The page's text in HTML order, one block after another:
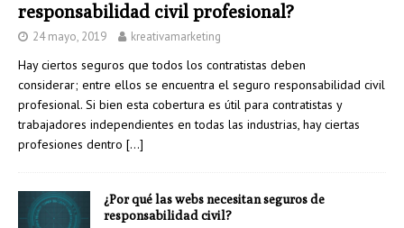
responsabilidad civil profesional?
24 mayo, 2019 kreativamarketing
Hay ciertos seguros que todos los contratistas deben
considerar; entre ellos se encuentra el seguro responsabilidad civil
profesional. Si bien esta cobertura es útil para contratistas y
trabajadores independientes en todas las industrias, hay ciertas
profesiones dentro […]
¿Por qué las webs necesitan seguros de
responsabilidad civil?